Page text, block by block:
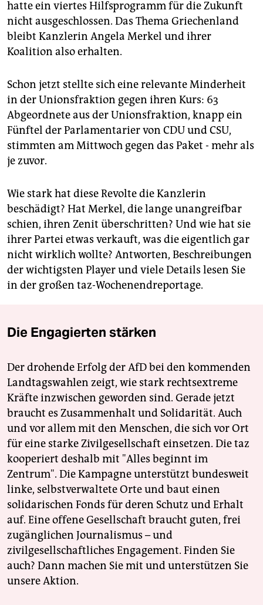
hatte ein viertes Hilfsprogramm für die Zukunft
nicht ausgeschlossen. Das Thema Griechenland
bleibt Kanzlerin Angela Merkel und ihrer
Koalition also erhalten.
Schon jetzt stellte sich eine relevante Minderheit
in der Unionsfraktion gegen ihren Kurs: 63
Abgeordnete aus der Unionsfraktion, knapp ein
Fünftel der Parlamentarier von CDU und CSU,
stimmten am Mittwoch gegen das Paket - mehr als
je zuvor.
Wie stark hat diese Revolte die Kanzlerin
beschädigt? Hat Merkel, die lange unangreifbar
schien, ihren Zenit überschritten? Und wie hat sie
ihrer Partei etwas verkauft, was die eigentlich gar
nicht wirklich wollte? Antworten, Beschreibungen
der wichtigsten Player und viele Details lesen Sie
in der großen taz-Wochenendreportage.
Die Engagierten stärken
Der drohende Erfolg der AfD bei den kommenden
Landtagswahlen zeigt, wie stark rechtsextreme
Kräfte inzwischen geworden sind. Gerade jetzt
braucht es Zusammenhalt und Solidarität. Auch
und vor allem mit den Menschen, die sich vor Ort
für eine starke Zivilgesellschaft einsetzen. Die taz
kooperiert deshalb mit "Alles beginnt im
Zentrum". Die Kampagne unterstützt bundesweit
linke, selbstverwaltete Orte und baut einen
solidarischen Fonds für deren Schutz und Erhalt
auf. Eine offene Gesellschaft braucht guten, frei
zugänglichen Journalismus – und
zivilgesellschaftliches Engagement. Finden Sie
auch? Dann machen Sie mit und unterstützen Sie
unsere Aktion.